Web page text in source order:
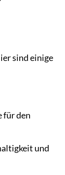
sind einige
für den
und